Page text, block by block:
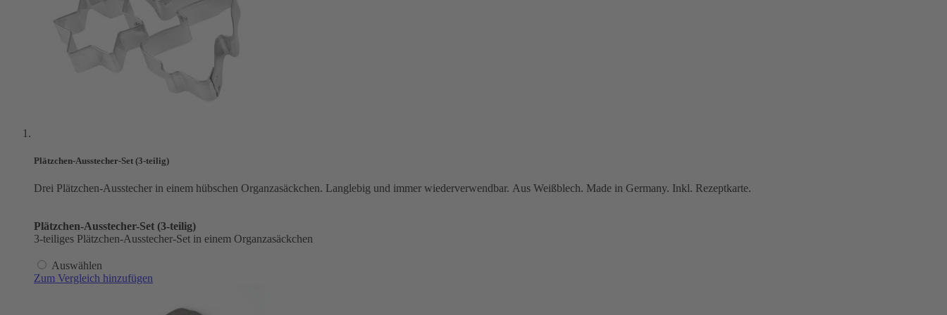
Plätzchen-Ausstecher-Set (3-teilig)
Drei Plätzchen-Ausstecher in einem hübschen Organzasäckchen. Langlebig und immer wiederverwendbar. Aus Weißblech. Made in Germany. Inkl. Rezeptkarte.
Plätzchen-Ausstecher-Set (3-teilig)
3-teiliges Plätzchen-Ausstecher-Set in einem Organzasäckchen
Auswählen
Zum Vergleich hinzufügen